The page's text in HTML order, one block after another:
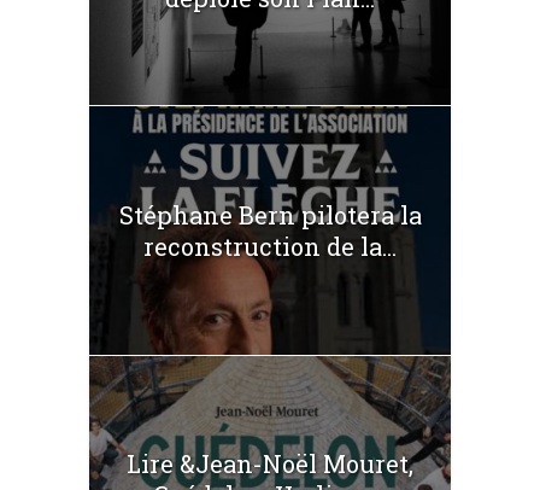
Stéphane Bern pilotera la
reconstruction de la...
Lire &Jean-Noël Mouret,